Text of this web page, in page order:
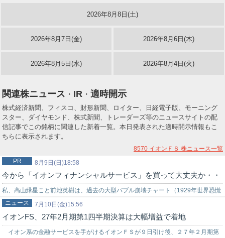
2026年8月8日(土)
2026年8月7日(金) 2026年8月6日(木)
2026年8月5日(水) 2026年8月4日(火)
関連株ニュース ・ IR ・ 適時開示
株式経済新聞、フィスコ、財形新聞、ロイター、日経電子版、モーニング
スター、ダイヤモンド、株式新聞、トレーダーズ等のニュースサイトの配
信記事でこの銘柄に関連した新着一覧。本日発表された適時開示情報もこ
ちらに表示されます。
8570 イオンＦＳ 株ニュース一覧
8月9日(日)18:58
PR
今から「イオンフィナンシャルサービス」を買って大丈夫か・
私、高山緑星こと前池英樹は、過去の大型バブル崩壊チャート（1929年世界恐慌
時のNYダウ暴落チャート…
7月10日(金)15:56
ニュース
イオンFS、27年2月期第1四半期決算は大幅増益で着地
イオン系の金融サービスを手がけるイオンＦＳが９日引け後、２７年２月期第